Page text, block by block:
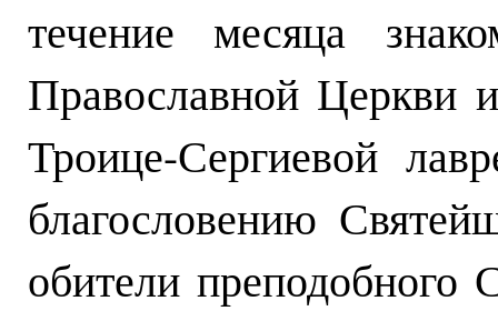
течение месяца
Православной Церкви
Троице-Сергиевой
благословению
обители преподобного